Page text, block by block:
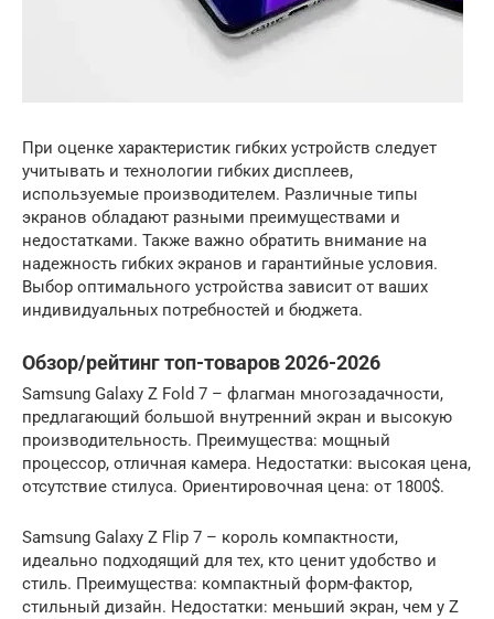
При оценке характеристик гибких устройств следует
учитывать и технологии гибких дисплеев,
используемые производителем. Различные типы
экранов обладают разными преимуществами и
недостатками. Также важно обратить внимание на
надежность гибких экранов и гарантийные условия.
Выбор оптимального устройства зависит от ваших
индивидуальных потребностей и бюджета.
Обзор/рейтинг топ-товаров 2026-2026
Samsung Galaxy Z Fold 7 – флагман многозадачности,
предлагающий большой внутренний экран и высокую
производительность. Преимущества: мощный
процессор, отличная камера. Недостатки: высокая цена,
отсутствие стилуса. Ориентировочная цена: от 1800$.
Samsung Galaxy Z Flip 7 – король компактности,
идеально подходящий для тех, кто ценит удобство и
стиль. Преимущества: компактный форм-фактор,
стильный дизайн. Недостатки: меньший экран, чем у Z